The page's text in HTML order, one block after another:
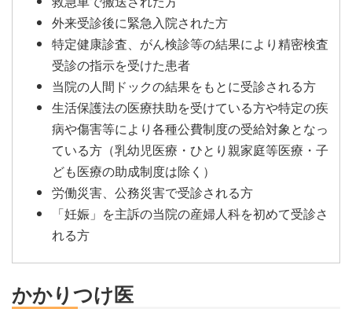
外来受診後に緊急入院された方
特定健康診査、がん検診等の結果により精密検査
受診の指示を受けた患者
当院の人間ドックの結果をもとに受診される方
生活保護法の医療扶助を受けている方や特定の疾
病や傷害等により各種公費制度の受給対象となっ
ている方（乳幼児医療・ひとり親家庭等医療・子
ども医療の助成制度は除く）
労働災害、公務災害で受診される方
「妊娠」を主訴の当院の産婦人科を初めて受診さ
れる方
かかりつけ医